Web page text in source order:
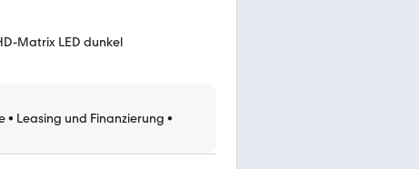
Matrix LED dunkel
• Leasing und Finanzierung •